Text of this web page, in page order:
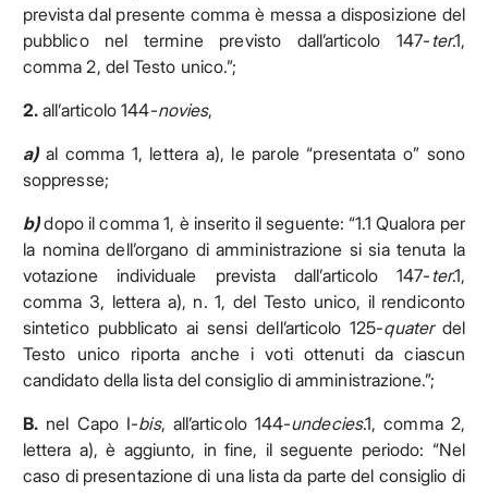
prevista dal presente comma è messa a disposizione del
pubblico nel termine previsto dall’articolo 147- ter.1,
comma 2, del Testo unico.”;
2. all’articolo 144-novies,
a) al comma 1, lettera a), le parole “presentata o” sono
soppresse;
b)dopo il comma 1, è inserito il seguente: “1.1 Qualora per
la nomina dell’organo di amministrazione si sia tenuta la
votazione individuale prevista dall’articolo 147- ter.1,
comma 3, lettera a), n. 1, del Testo unico, il rendiconto
sintetico pubblicato ai sensi dell’articolo 125-quaterdel
Testo unico riporta anche i voti ottenuti da ciascun
candidato della lista del consiglio di amministrazione.”;
B. nel Capo I-bis, all’articolo 144-undecies.1, comma 2,
lettera a), è aggiunto, in fine, il seguente periodo: “Nel
caso di presentazione di una lista da parte del consiglio di